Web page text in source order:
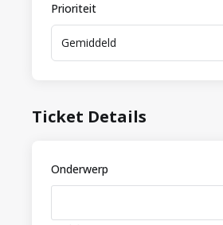
Prioriteit
Gemiddeld
Ticket Details
Onderwerp